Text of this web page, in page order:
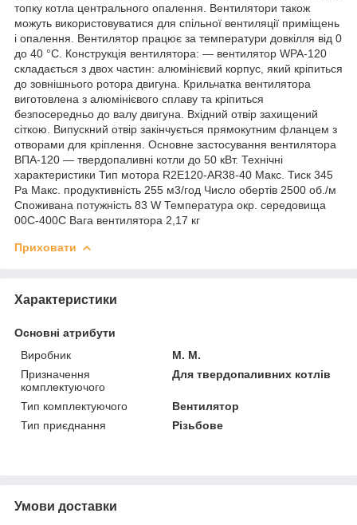
топку котла центрального опалення. Вентилятори також
можуть використовуватися для спільної вентиляції приміщень
і опалення. Вентилятор працює за температури довкілля від 0
до 40 °C. Конструкція вентилятора: — вентилятор WPA-120
складається з двох частин: алюмінієвий корпус, який кріпиться
до зовнішнього ротора двигуна. Крильчатка вентилятора
виготовлена з алюмінієвого сплаву та кріпиться
безпосередньо до валу двигуна. Вхідний отвір захищений
сіткою. Випускний отвір закінчується прямокутним фланцем з
отворами для кріплення. Основне застосування вентилятора
ВПА-120 — твердопаливні котли до 50 кВт. Технічні
характеристики Тип мотора R2E120-AR38-40 Макс. Тиск 345
Pa Макс. продуктивність 255 м3/год Число обертів 2500 об./м
Споживана потужність 83 W Температура окр. середовища
00C-400C Вага вентилятора 2,17 кг
Приховати
Характеристики
Основні атрибути
Виробник
M. M.
Призначення
комплектуючого
Для твердопаливних котлів
Тип комплектуючого
Вентилятор
Тип приєднання
Різьбове
Умови доставки